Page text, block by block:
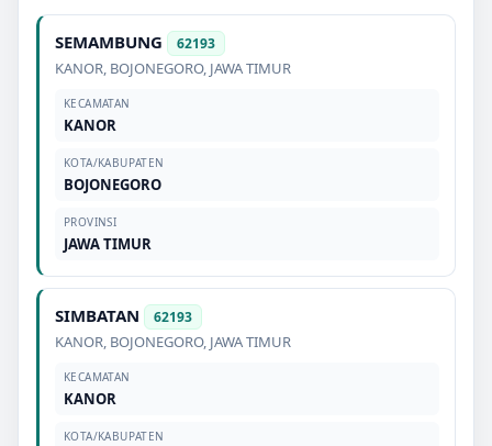
SEMAMBUNG 62193
KANOR, BOJONEGORO, JAWA TIMUR
KECAMATAN
KANOR
KOTA/KABUPATEN
BOJONEGORO
PROVINSI
JAWA TIMUR
SIMBATAN 62193
KANOR, BOJONEGORO, JAWA TIMUR
KECAMATAN
KANOR
KOTA/KABUPATEN